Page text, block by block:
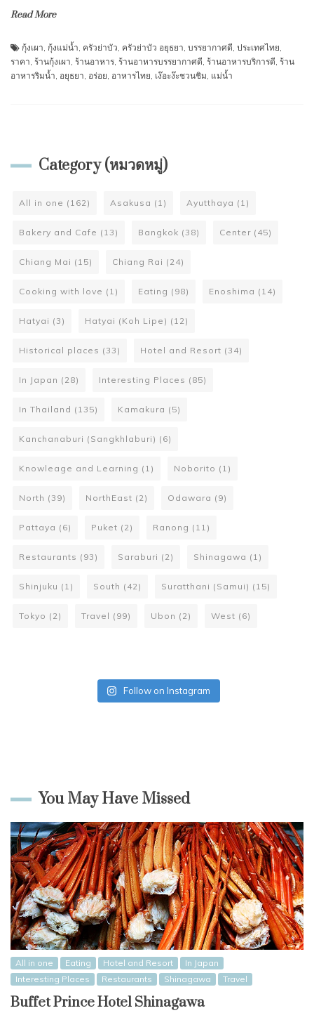
Read More
กุ้งเผา, กุ้งแม่นํ้า, ครัวย่าบัว, ครัวย่าบัว อยุธยา, บรรยากาศดี, ประเทศไทย,
ราคา, ร้านกุ้งเผา, ร้านอาหาร, ร้านอาหารบรรยากาศดี, ร้านอาหารบริการดี, ร้าน
อาหารริมน้ำ, อยุธยา, อร่อย, อาหารไทย, เง๊อะง๊ะชวนชิม, แม่นํ้า
Category (หมวดหมู่)
All in one (162) Asakusa (1) Ayutthaya (1)
Bakery and Cafe (13) Bangkok (38) Center (45)
Chiang Mai (15) Chiang Rai (24)
Cooking with love (1) Eating (98) Enoshima (14)
Hatyai (3) Hatyai (Koh Lipe) (12)
Historical places (33) Hotel and Resort (34)
In Japan (28) Interesting Places (85)
In Thailand (135) Kamakura (5)
Kanchanaburi (Sangkhlaburi) (6)
Knowleage and Learning (1) Noborito (1)
North (39) NorthEast (2) Odawara (9)
Pattaya (6) Puket (2) Ranong (11)
Restaurants (93) Saraburi (2) Shinagawa (1)
Shinjuku (1) South (42) Suratthani (Samui) (15)
Tokyo (2) Travel (99) Ubon (2) West (6)
Follow on Instagram
You May Have Missed
All in one Eating Hotel and Resort
In Japan
Interesting Places
Restaurants Shinagawa Travel
Buffet Prince Hotel Shinagawa